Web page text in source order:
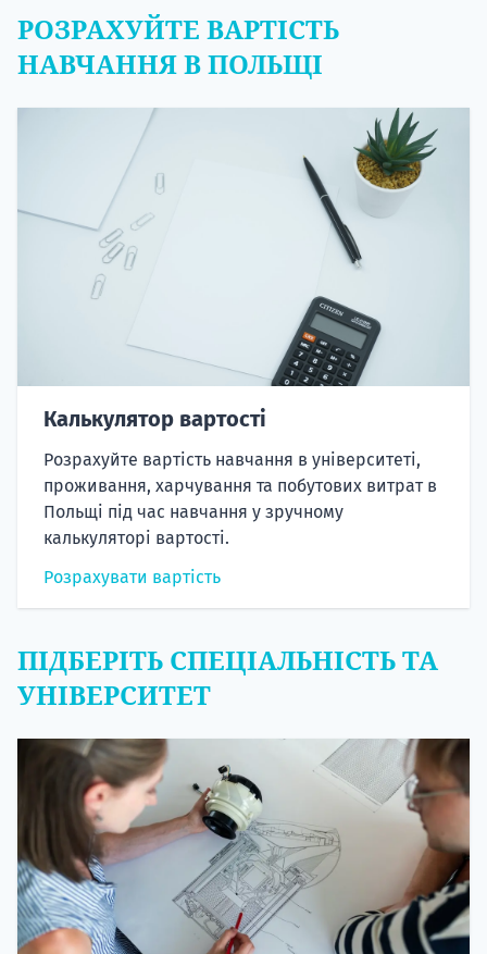
РОЗРАХУЙТЕ ВАРТІСТЬ
НАВЧАННЯ В ПОЛЬЩІ
Калькулятор вартості
Розрахуйте вартість навчання в університеті,
проживання, харчування та побутових витрат в
Польщі під час навчання у зручному
калькуляторі вартості.
Розрахувати вартість
ПІДБЕРІТЬ СПЕЦІАЛЬНІСТЬ ТА
УНІВЕРСИТЕТ